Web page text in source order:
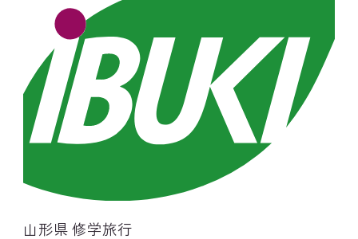
山形県 修学旅行